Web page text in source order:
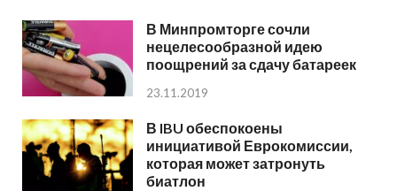
В Минпромторге сочли
нецелесообразной идею
поощрений за сдачу батареек
23.11.2019
В IBU обеспокоены
инициативой Еврокомиссии,
которая может затронуть
биатлон